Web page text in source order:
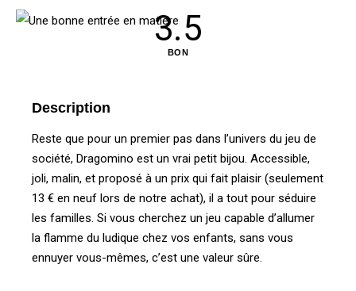
3.5
BON
Description
Reste que pour un premier pas dans l’univers du jeu de
société, Dragomino est un vrai petit bijou. Accessible,
joli, malin, et proposé à un prix qui fait plaisir (seulement
13 € en neuf lors de notre achat), il a tout pour séduire
les familles. Si vous cherchez un jeu capable d’allumer
la flamme du ludique chez vos enfants, sans vous
ennuyer vous-mêmes, c’est une valeur sûre.